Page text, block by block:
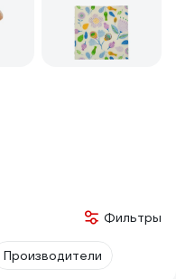
Фильтры
Производители